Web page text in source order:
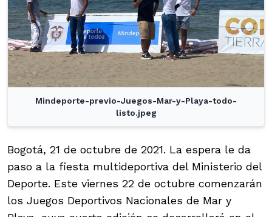
Mindeporte-previo-Juegos-Mar-y-Playa-todo-
listo.jpeg
Bogotá, 21 de octubre de 2021. La espera le da
paso a la fiesta multideportiva del Ministerio del
Deporte. Este viernes 22 de octubre comenzarán
los Juegos Deportivos Nacionales de Mar y